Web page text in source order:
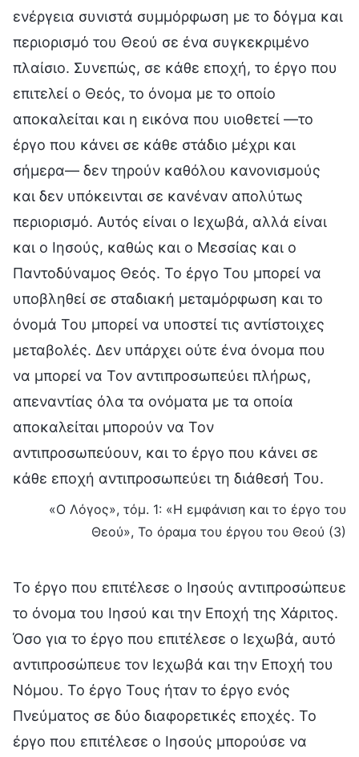
ενέργεια συνιστά συμμόρφωση με το δόγμα και
περιορισμό του Θεού σε ένα συγκεκριμένο
πλαίσιο. Συνεπώς, σε κάθε εποχή, το έργο που
επιτελεί ο Θεός, το όνομα με το οποίο
αποκαλείται και η εικόνα που υιοθετεί —το
έργο που κάνει σε κάθε στάδιο μέχρι και
σήμερα— δεν τηρούν καθόλου κανονισμούς
και δεν υπόκεινται σε κανέναν απολύτως
περιορισμό. Αυτός είναι ο Ιεχωβά, αλλά είναι
και ο Ιησούς, καθώς και ο Μεσσίας και ο
Παντοδύναμος Θεός. Το έργο Του μπορεί να
υποβληθεί σε σταδιακή μεταμόρφωση και το
όνομά Του μπορεί να υποστεί τις αντίστοιχες
μεταβολές. Δεν υπάρχει ούτε ένα όνομα που
να μπορεί να Τον αντιπροσωπεύει πλήρως,
απεναντίας όλα τα ονόματα με τα οποία
αποκαλείται μπορούν να Τον
αντιπροσωπεύουν, και το έργο που κάνει σε
κάθε εποχή αντιπροσωπεύει τη διάθεσή Του.
«Ο Λόγος», τόμ. 1: «Η εμφάνιση και το έργο του
Θεού», Το όραμα του έργου του Θεού (3)
Το έργο που επιτέλεσε ο Ιησούς αντιπροσώπευε
το όνομα του Ιησού και την Εποχή της Χάριτος.
Όσο για το έργο που επιτέλεσε ο Ιεχωβά, αυτό
αντιπροσώπευε τον Ιεχωβά και την Εποχή του
Νόμου. Το έργο Τους ήταν το έργο ενός
Πνεύματος σε δύο διαφορετικές εποχές. Το
έργο που επιτέλεσε ο Ιησούς μπορούσε να